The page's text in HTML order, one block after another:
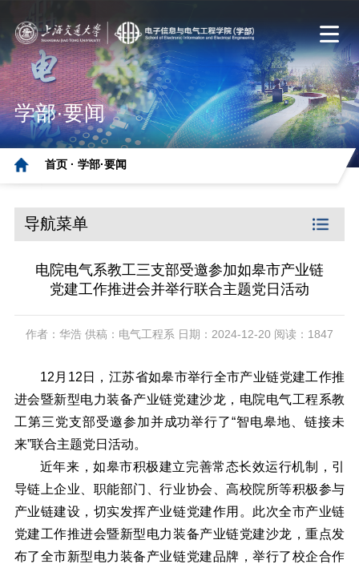
学部·要闻
首页 · 学部·要闻
导航菜单
电院电气系教工三支部受邀参加如皋市产业链
党建工作推进会并举行联合主题党日活动
作者：华浩 供稿：电气工程系 日期：2024-12-20 阅读：1847
12月12日，江苏省如皋市举行全市产业链党建工作推
进会暨新型电力装备产业链党建沙龙，电院电气工程系教
工第三党支部受邀参加并成功举行了“智电皋地、链接未
来”联合主题党日活动。
近年来，如皋市积极建立完善常态长效运行机制，引
导链上企业、职能部门、行业协会、高校院所等积极参与
产业链建设，切实发挥产业链党建作用。此次全市产业链
党建工作推进会暨新型电力装备产业链党建沙龙，重点发
布了全市新型电力装备产业链党建品牌，举行了校企合作